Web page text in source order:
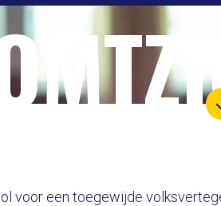
GOTINK - EUROPEES PARLEMENT
PIETER OMTZIGT - GRONDLEGGER
LANDELIJK BESTUUR
EN STATUTEN
EN CONTACT
GEMEENTEN
WORDEN
AGENDA
voor een toegewijde